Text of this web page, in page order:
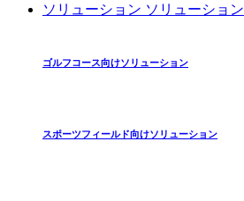
ソリューション ソリューション
ゴルフコース向けソリューション
スポーツフィールド向けソリューション